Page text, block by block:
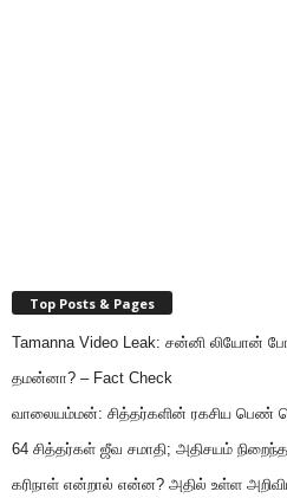
Top Posts & Pages
Tamanna Video Leak: சன்னி லியோன்
தமன்னா? – Fact Check
வாலையம்மன்: சித்தர்களின் ரகசிய பெண்
64 சித்தர்கள் ஜீவ சமாதி; அதிசயம் நிறைந்த
கரிநாள் என்றால் என்ன? அதில் உள்ள